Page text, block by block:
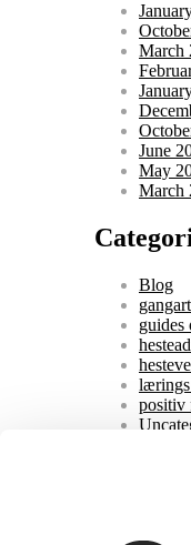
March
June
May
March
Blog
guides
positiv
Log in